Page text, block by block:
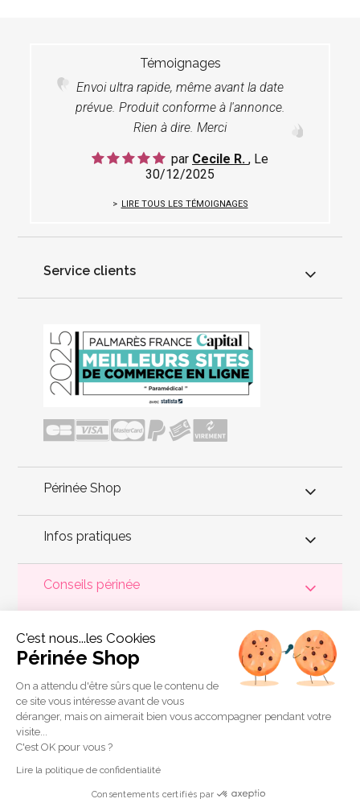
Témoignages
Envoi ultra rapide, même avant la date
prévue. Produit conforme à l'annonce.
Rien à dire. Merci
par Cecile R. , Le
30/12/2025
LIRE TOUS LES TÉMOIGNAGES
Service clients
Périnée Shop
Infos pratiques
Conseils périnée
de muscler et de rééduquer le plancher pelvienpour éviter les
problèmes d'incontinence
, de pesanteur pelvienne, de manque
de sensations durant les rapports sexuels et de petites
fuites
Périnée Shop
a sélectionné les meilleures solutions
pour la rééducation périnéale et pour l'auto-traitement de
l'incontinence à domicile :
biofeedback,cônes vaginaux
connectées etaccessoires pour exercices de Kegel.
Copyright 2011 © Périnée Shop
Conditions générales de vente
Mentions légales
C'est nous...les Cookies
Périnée Shop
On a attendu d'être sûrs que le contenu de
ce site vous intéresse avant de vous
déranger, mais on aimerait bien vous accompagner pendant votre
visite...
C'est OK pour vous ?
Lire la politique de confidentialité
Consentements certifiés par